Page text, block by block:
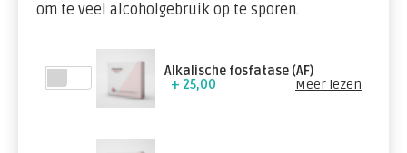
om te veel alcoholgebruik op te sporen.
Alkalische fosfatase (AF)
+ 25,00
Meer lezen